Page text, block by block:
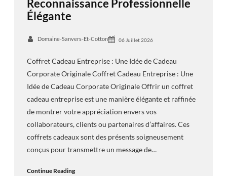
Reconnaissance Professionnelle
Élégante
Domaine-Sanvers-Et-Cotton 06 Juillet 2026
Coffret Cadeau Entreprise : Une Idée de Cadeau
Corporate Originale Coffret Cadeau Entreprise : Une
Idée de Cadeau Corporate Originale Offrir un coffret
cadeau entreprise est une manière élégante et raffinée
de montrer votre appréciation envers vos
collaborateurs, clients ou partenaires d’affaires. Ces
coffrets cadeaux sont des présents soigneusement
conçus pour transmettre un message de…
Continue Reading